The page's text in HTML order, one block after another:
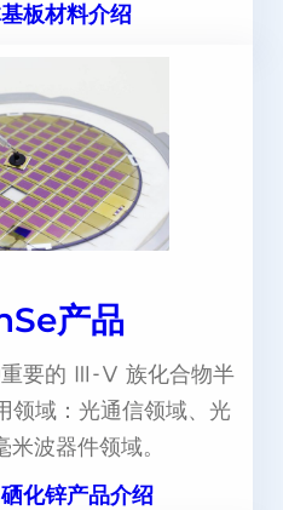
板材料介绍
产品
重要的 Ⅲ-Ⅴ 族化合物半
领域：光通信领域、光
波器件领域。
化锌产品介绍